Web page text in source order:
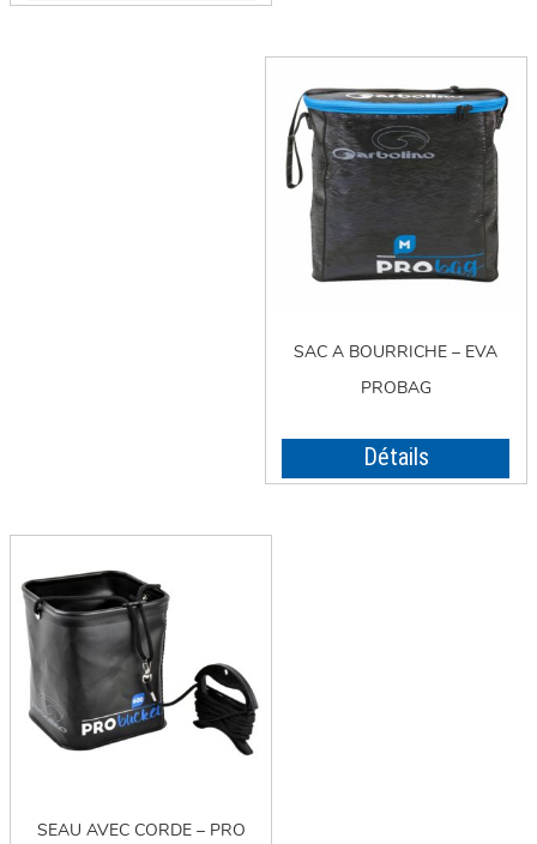
SAC A BOURRICHE – EVA
PROBAG
Détails
SEAU AVEC CORDE – PRO